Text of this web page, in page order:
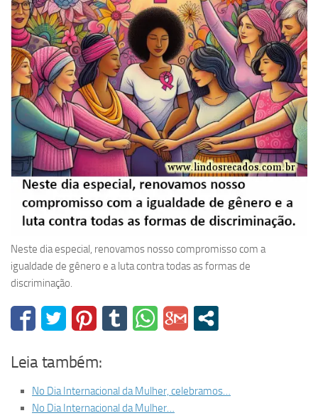
Neste dia especial, renovamos nosso compromisso com a
igualdade de gênero e a luta contra todas as formas de
discriminação.
Leia também:
No Dia Internacional da Mulher, celebramos…
No Dia Internacional da Mulher…